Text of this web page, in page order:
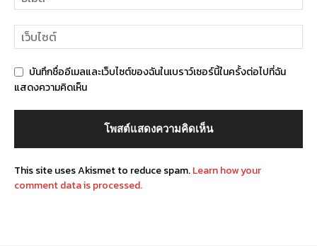
บันทึกชื่ออีเมลและเว็บไซต์ของฉันในเบราว์เซอร์นี้ในครั้งต่อไปที่ฉัน
แสดงความคิดเห็น
This site uses Akismet to reduce spam.Learn how your
comment data is processed.